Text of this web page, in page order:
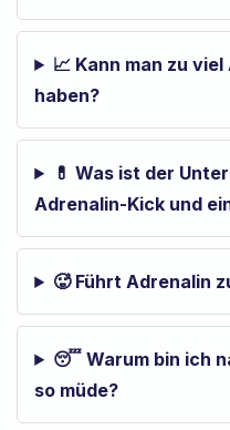
📈 Kann man zu
haben?
💊 Was ist der
Adrenalin-Kick und
🥵 Führt Adrenalin
😴 Warum bin ich
so müde?